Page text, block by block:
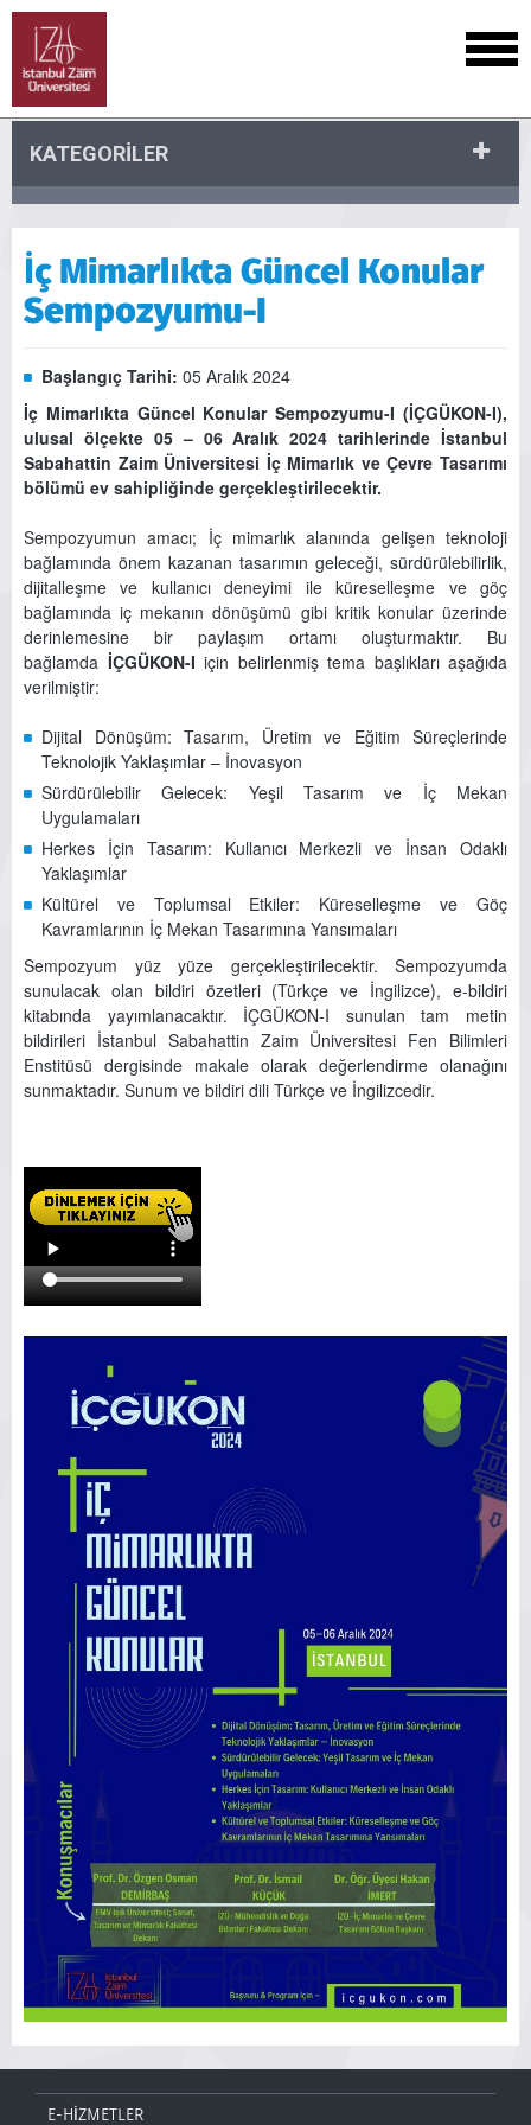
KATEGORİLER
İç Mimarlıkta Güncel Konular
Sempozyumu-I
Başlangıç Tarihi: 05 Aralık 2024
İç Mimarlıkta Güncel Konular Sempozyumu-I (İÇGÜKON-I),
ulusal ölçekte 05 – 06 Aralık 2024 tarihlerinde İstanbul
Sabahattin Zaim Üniversitesi İç Mimarlık ve Çevre Tasarımı
bölümü ev sahipliğinde gerçekleştirilecektir.
Sempozyumun amacı; İç mimarlık alanında gelişen teknoloji
bağlamında önem kazanan tasarımın geleceği, sürdürülebilirlik,
dijitalleşme ve kullanıcı deneyimi ile küreselleşme ve göç
bağlamında iç mekanın dönüşümü gibi kritik konular üzerinde
derinlemesine bir paylaşım ortamı oluşturmaktır. Bu
bağlamda İÇGÜKON-I için belirlenmiş tema başlıkları aşağıda
verilmiştir:
Dijital Dönüşüm: Tasarım, Üretim ve Eğitim Süreçlerinde
Teknolojik Yaklaşımlar – İnovasyon
Sürdürülebilir Gelecek: Yeşil Tasarım ve İç Mekan
Uygulamaları
Herkes İçin Tasarım: Kullanıcı Merkezli ve İnsan Odaklı
Yaklaşımlar
Kültürel ve Toplumsal Etkiler: Küreselleşme ve Göç
Kavramlarının İç Mekan Tasarımına Yansımaları
Sempozyum yüz yüze gerçekleştirilecektir. Sempozyumda
sunulacak olan bildiri özetleri (Türkçe ve İngilizce), e-bildiri
kitabında yayımlanacaktır. İÇGÜKON-I sunulan tam metin
bildirileri İstanbul Sabahattin Zaim Üniversitesi Fen Bilimleri
Enstitüsü dergisinde makale olarak değerlendirme olanağını
sunmaktadır. Sunum ve bildiri dili Türkçe ve İngilizcedir.
E-HİZMETLER